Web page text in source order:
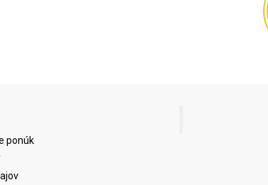
ponúk